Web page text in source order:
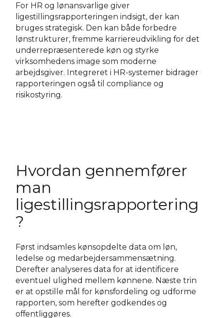
For HR og lønansvarlige giver
ligestillingsrapporteringen indsigt, der kan
bruges strategisk. Den kan både forbedre
lønstrukturer, fremme karriereudvikling for det
underrepræsenterede køn og styrke
virksomhedens image som moderne
arbejdsgiver. Integreret i HR-systemer bidrager
rapporteringen også til compliance og
risikostyring.
Hvordan gennemfører
man
ligestillingsrapportering
?
Først indsamles kønsopdelte data om løn,
ledelse og medarbejdersammensætning.
Derefter analyseres data for at identificere
eventuel ulighed mellem kønnene. Næste trin
er at opstille mål for kønsfordeling og udforme
rapporten, som herefter godkendes og
offentliggøres.